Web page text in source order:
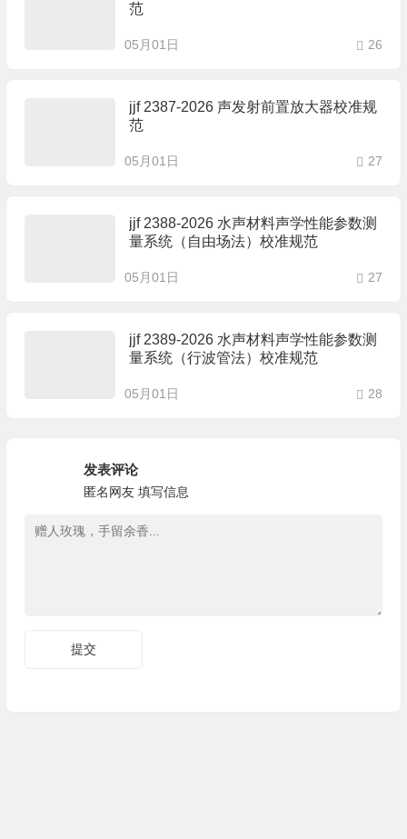
范
05月01日 26
jjf 2387-2026 声发射前置放大器校准规
范
05月01日 27
jjf 2388-2026 水声材料声学性能参数测
量系统（自由场法）校准规范
05月01日 27
jjf 2389-2026 水声材料声学性能参数测
量系统（行波管法）校准规范
05月01日 28
发表评论
匿名网友 填写信息